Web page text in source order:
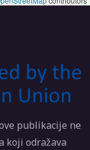
publikacije ne
koji odražava